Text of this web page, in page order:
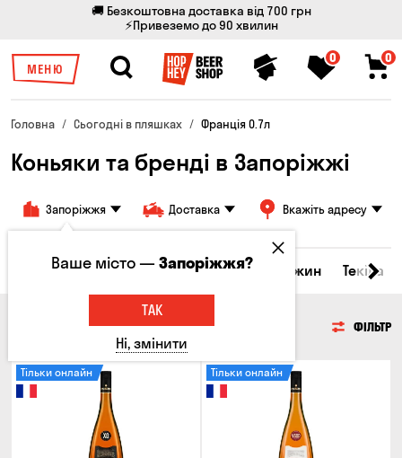
🚚 Безкоштовна доставка від 700 грн
⚡Привеземо до 90 хвилин
МЕНЮ
0 0
Головна Сьогодні в пляшках Франція 0.7л
Коньяки та бренді в Запоріжжі
Запоріжжя Доставка Вкажіть адресу
та настоянки Коньяки та бренді Джин Текіла
КОНЬЯКИ ТА БРЕНДІ ФІЛЬТР
Тільки онлайн Тільки онлайн
Ваше місто —Запоріжжя?
ТАК
Ні, змінити